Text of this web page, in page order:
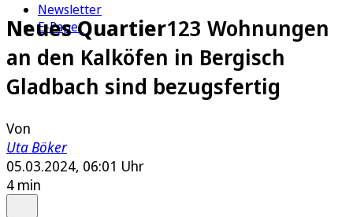
Newsletter
E-Paper
Neues Quartier123 Wohnungen
an den Kalköfen in Bergisch
Gladbach sind bezugsfertig
Von
Uta Böker
05.03.2024, 06:01 Uhr
4 min